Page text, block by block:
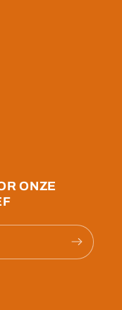
ONZE
www.instagram.com/